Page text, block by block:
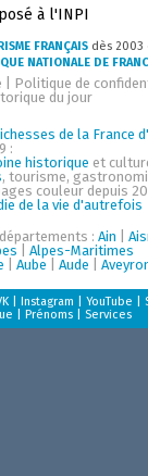
à l'INPI
FRANÇAIS dès
NATIONALE DE
Politique de
du jour
de la France
:
historique et
, tourisme,
couleur depuis
de la vie d'autrefois
: Ain
Alpes-Maritimes
Aube Aude
| Instagram YouTube
Prénoms| Services